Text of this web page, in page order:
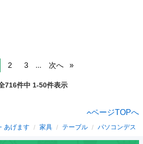
2 3 ... 次へ
716件中 1-50件表示
ページTOPへ
あげます 家具 テーブル パソコンデスク